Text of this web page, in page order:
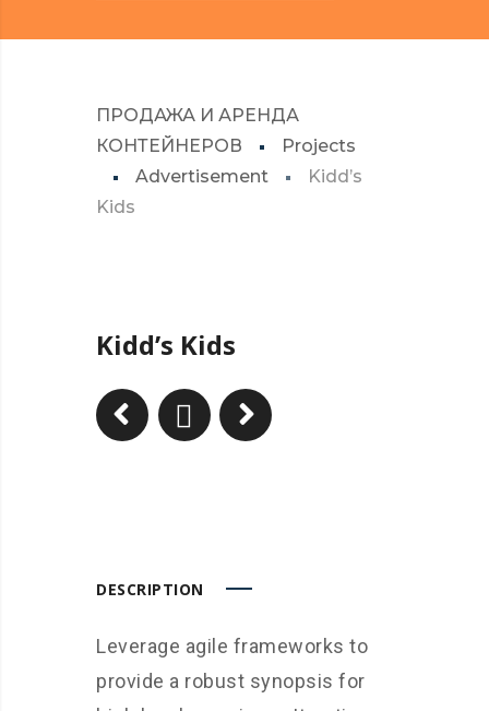
ПРОДАЖА И АРЕНДА
КОНТЕЙНЕРОВ
Projects
Advertisement
Kidd’s
Kids
Kidd’s Kids
DESCRIPTION
Leverage agile frameworks to
provide a robust synopsis for